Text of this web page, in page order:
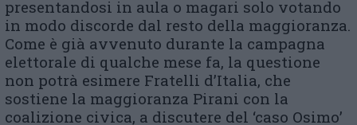
presentandosi in aula o magari solo votando
in modo discorde dal resto della maggioranza.
Come è già avvenuto durante la campagna
elettorale di qualche mese fa, la questione
non potrà esimere Fratelli d’Italia, che
sostiene la maggioranza Pirani con la
coalizione civica, a discutere del ‘caso Osimo’